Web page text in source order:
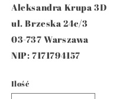
Aleksandra Krupa 3D
ul. Brzeska 24c/3
03-737 Warszawa
NIP: 7171794157
Ilość
Ilość